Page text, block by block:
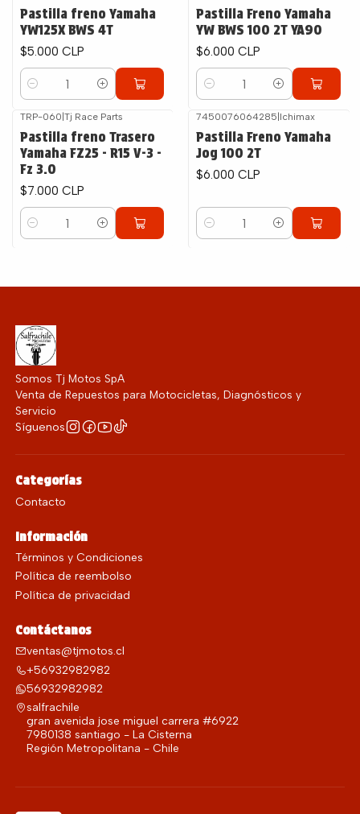
Pastilla freno Yamaha
YW125X BWS 4T
$5.000 CLP
Cantidad
Pastilla Freno Yamaha
YW BWS 100 2T YA90
$6.000 CLP
Cantidad
TRP-060 Tj Race Parts
Pastilla freno Trasero
Yamaha FZ25 - R15 V-3 -
Fz 3.0
$7.000 CLP
Cantidad
7450076064285 Ichimax
Pastilla Freno Yamaha
Jog 100 2T
$6.000 CLP
Cantidad
Somos Tj Motos SpA
Venta de Repuestos para Motocicletas, Diagnósticos y
Servicio
Síguenos
Categorías
Contacto
Información
Términos y Condiciones
Política de reembolso
Política de privacidad
Contáctanos
ventas@tjmotos.cl
+56932982982
56932982982
salfrachile
gran avenida jose miguel carrera #6922
7980138 santiago - La Cisterna
Región Metropolitana - Chile